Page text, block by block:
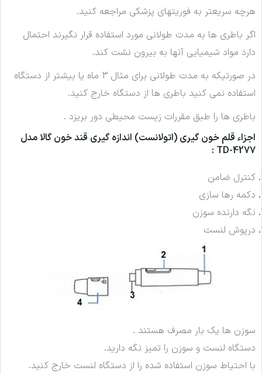
هرچه سریعتر به فوریتهای پزشکی مراجعه کنید.
اگر باطری ها به مدت طولانی مورد استفاده قرار نگیرند احتمال
دارد مواد شیمیایی آنها به بیرون نشت کند.
در صورتیکه به مدت طولانی برای مثال 3 ماه یا بیشتر از دستگاه
استفاده نمی کنید باطری ها از دستگاه خارج کنید.
باطری ها را طبق مقررات زیست محیطی دور بریزد .
اجزاء قلم خون گیری (اتولانست) اندازه گیری قند خون گالا مدل
TD-4277 :
کنترل ضامن
دکمه رها سازی
نگه دارنده سوزن
درپوش لنست
سوزن ها یک بار مصرف هستند .
دستگاه لنست و سوزن را تمیز نگه دارید.
با احتیاط سوزن استفاده شده را از دستگاه لنست خارج کنید.